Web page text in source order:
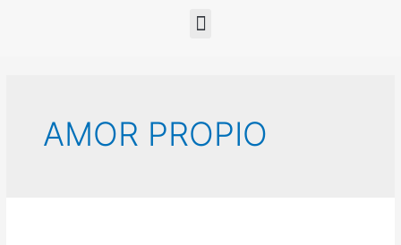
AMOR PROPIO